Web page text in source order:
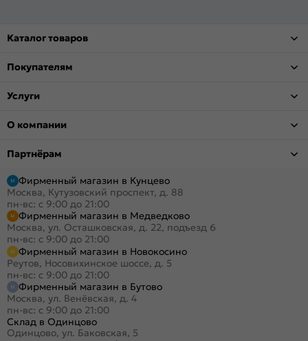
Каталог товаров
Покупателям
Услуги
О компании
Партнёрам
Фирменный магазин в Кунцево
Москва, Кутузовский проспект, д. 88
пн-вс: с 9:00 до 21:00
Фирменный магазин в Медведково
Москва, ул. Осташковская, д. 22, подъезд 6
пн-вс: с 9:00 до 21:00
Фирменный магазин в Новокосино
Реутов, Носовихинское шоссе, д. 5
пн-вс: с 9:00 до 21:00
Фирменный магазин в Бутово
Москва, ул. Венёвская, д. 4
пн-вс: с 9:00 до 21:00
Склад в Одинцово
Одинцово, ул. Баковская, 5